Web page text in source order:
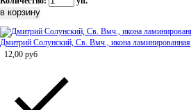
Дмитрий Солунский, Св. Вмч., икона ламинированная
12,00 руб